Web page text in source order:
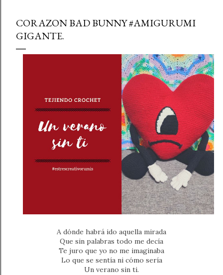
CORAZON BAD BUNNY #AMIGURUMI
GIGANTE.
A dónde habrá ido aquella mirada
Que sin palabras todo me decía
Te juro que yo no me imaginaba
Lo que se sentía ni cómo sería
Un verano sin ti.